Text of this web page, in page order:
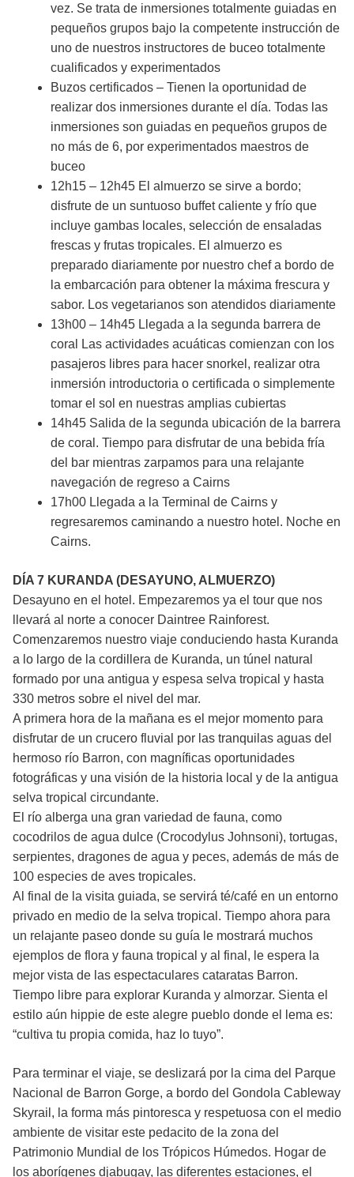
vez. Se trata de inmersiones totalmente guiadas en
pequeños grupos bajo la competente instrucción de
uno de nuestros instructores de buceo totalmente
cualificados y experimentados
Buzos certificados – Tienen la oportunidad de
realizar dos inmersiones durante el día. Todas las
inmersiones son guiadas en pequeños grupos de
no más de 6, por experimentados maestros de
buceo
12h15 – 12h45 El almuerzo se sirve a bordo;
disfrute de un suntuoso buffet caliente y frío que
incluye gambas locales, selección de ensaladas
frescas y frutas tropicales. El almuerzo es
preparado diariamente por nuestro chef a bordo de
la embarcación para obtener la máxima frescura y
sabor. Los vegetarianos son atendidos diariamente
13h00 – 14h45 Llegada a la segunda barrera de
coral Las actividades acuáticas comienzan con los
pasajeros libres para hacer snorkel, realizar otra
inmersión introductoria o certificada o simplemente
tomar el sol en nuestras amplias cubiertas
14h45 Salida de la segunda ubicación de la barrera
de coral. Tiempo para disfrutar de una bebida fría
del bar mientras zarpamos para una relajante
navegación de regreso a Cairns
17h00 Llegada a la Terminal de Cairns y
regresaremos caminando a nuestro hotel. Noche en
Cairns.
DÍA 7 KURANDA (DESAYUNO, ALMUERZO)
Desayuno en el hotel. Empezaremos ya el tour que nos
llevará al norte a conocer Daintree Rainforest.
Comenzaremos nuestro viaje conduciendo hasta Kuranda
a lo largo de la cordillera de Kuranda, un túnel natural
formado por una antigua y espesa selva tropical y hasta
330 metros sobre el nivel del mar.
A primera hora de la mañana es el mejor momento para
disfrutar de un crucero fluvial por las tranquilas aguas del
hermoso río Barron, con magníficas oportunidades
fotográficas y una visión de la historia local y de la antigua
selva tropical circundante.
El río alberga una gran variedad de fauna, como
cocodrilos de agua dulce (Crocodylus Johnsoni), tortugas,
serpientes, dragones de agua y peces, además de más de
100 especies de aves tropicales.
Al final de la visita guiada, se servirá té/café en un entorno
privado en medio de la selva tropical. Tiempo ahora para
un relajante paseo donde su guía le mostrará muchos
ejemplos de flora y fauna tropical y al final, le espera la
mejor vista de las espectaculares cataratas Barron.
Tiempo libre para explorar Kuranda y almorzar. Sienta el
estilo aún hippie de este alegre pueblo donde el lema es:
“cultiva tu propia comida, haz lo tuyo”.
Para terminar el viaje, se deslizará por la cima del Parque
Nacional de Barron Gorge, a bordo del Gondola Cableway
Skyrail, la forma más pintoresca y respetuosa con el medio
ambiente de visitar este pedacito de la zona del
Patrimonio Mundial de los Trópicos Húmedos. Hogar de
los aborígenes djabugay, las diferentes estaciones, el